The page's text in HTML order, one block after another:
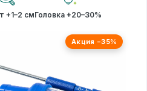
+1–2 смГоловка +20–30%
Акция −35%